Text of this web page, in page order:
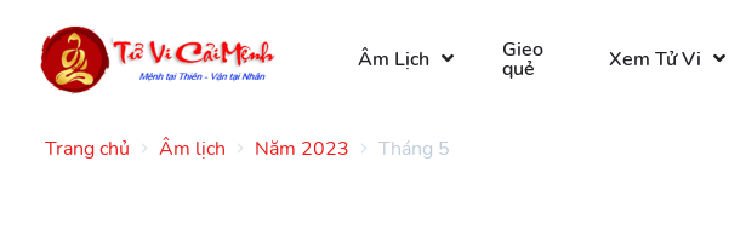
Âm Lịch Gieo
quẻ Xem Tử Vi
Trang chủ Âm lịch Năm 2023 Tháng 5